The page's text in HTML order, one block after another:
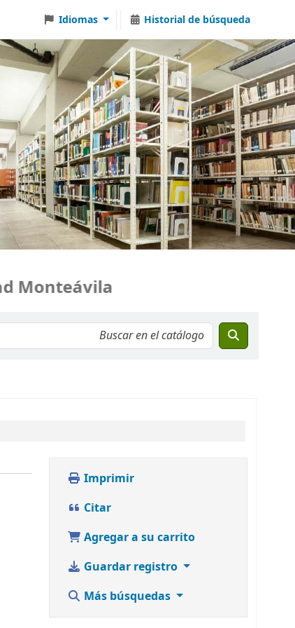
Idiomas Historial de búsqueda
Imprimir
Citar
Agregar a su carrito
Guardar registro
Más búsquedas